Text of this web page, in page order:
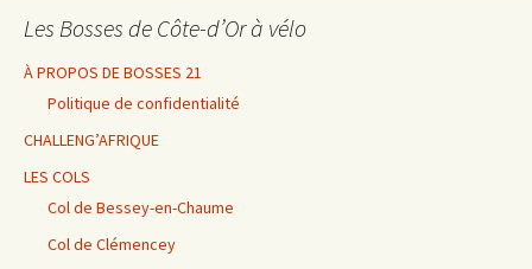
Les Bosses de Côte-d’Or à vélo
À PROPOS DE BOSSES 21
Politique de confidentialité
CHALLENG’AFRIQUE
LES COLS
Col de Bessey-en-Chaume
Col de Clémencey